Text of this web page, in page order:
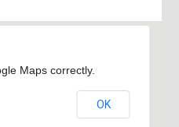
Maps correctly.
OK